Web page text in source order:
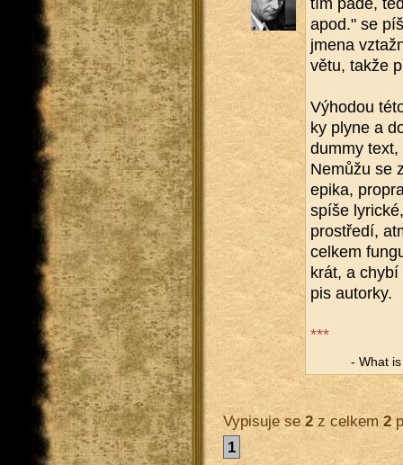
tím padě,
apod." se
jme­na
větu, takže
Vý­ho­dou
ky plyne a
dummy
Ne­můžu se
epika,
spíše
pro­stře­dí,
cel­kem
krát, a
pis au­tor­ky.
***
- What
Vypisuje se2z celkem 2
1